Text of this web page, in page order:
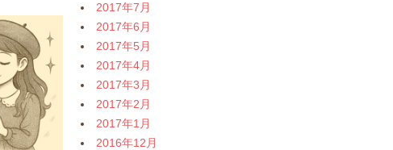
2017年7月
2017年6月
2017年5月
2017年4月
2017年3月
2017年2月
2017年1月
2016年12月